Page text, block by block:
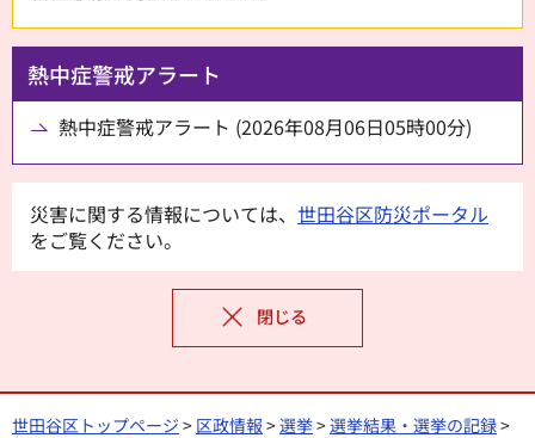
熱中症警戒アラート
熱中症警戒アラート (2026年08月06日05時00分)
災害に関する情報については、 世田谷区防災ポータル
をご覧ください。
閉じる
世田谷区トップページ > 区政情報 >選挙>選挙結果・選挙の記録>